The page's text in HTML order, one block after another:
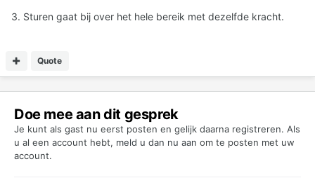
3. Sturen gaat bij over het hele bereik met dezelfde kracht.
Quote
Doe mee aan dit gesprek
Je kunt als gast nu eerst posten en gelijk daarna registreren. Als
u al een account hebt, meld u dan nu aan om te posten met uw
account.